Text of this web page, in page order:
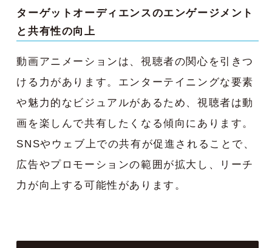
ターゲットオーディエンスのエンゲージメント
と共有性の向上
動画アニメーションは、視聴者の関心を引きつ
ける力があります。エンターテイニングな要素
や魅力的なビジュアルがあるため、視聴者は動
画を楽しんで共有したくなる傾向にあります。
SNSやウェブ上での共有が促進されることで、
広告やプロモーションの範囲が拡大し、リーチ
力が向上する可能性があります。